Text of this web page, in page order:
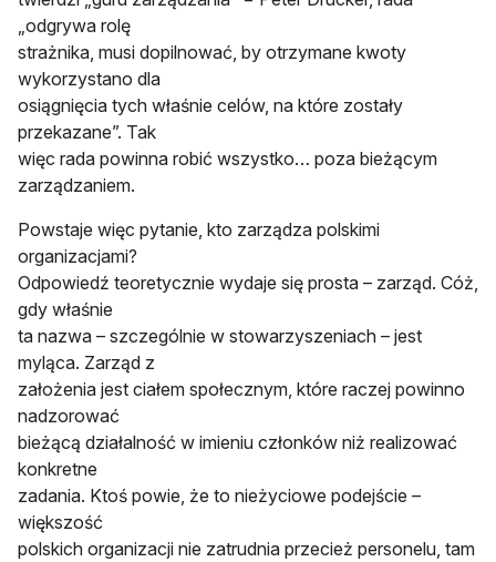
„odgrywa rolę
strażnika, musi dopilnować, by otrzymane kwoty
wykorzystano dla
osiągnięcia tych właśnie celów, na które zostały
przekazane”. Tak
więc rada powinna robić wszystko… poza bieżącym
zarządzaniem.
Powstaje więc pytanie, kto zarządza polskimi
organizacjami?
Odpowiedź teoretycznie wydaje się prosta – zarząd. Cóż,
gdy właśnie
ta nazwa – szczególnie w stowarzyszeniach – jest
myląca. Zarząd z
założenia jest ciałem społecznym, które raczej powinno
nadzorować
bieżącą działalność w imieniu członków niż realizować
konkretne
zadania. Ktoś powie, że to nieżyciowe podejście –
większość
polskich organizacji nie zatrudnia przecież personelu, tam